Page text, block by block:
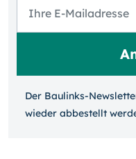
Der Baulinks-
wieder ab­bestellt